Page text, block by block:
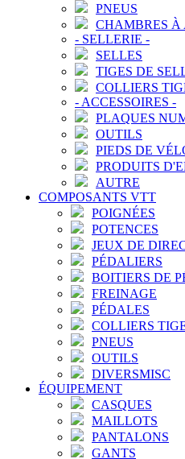
PNEUS
CHAMBRES À
- SELLERIE -
SELLES
TIGES DE
COLLIERS
- ACCESSOIRES -
PLAQUES
OUTILS
PIEDS DE
PRODUITS
AUTRE
COMPOSANTS VTT
POIGNÉES
POTENCES
JEUX DE
PÉDALIERS
BOITIERS DE
FREINAGE
PÉDALES
COLLIERS
PNEUS
OUTILS
DIVERSMISC
ÉQUIPEMENT
CASQUES
MAILLOTS
PANTALONS
GANTS